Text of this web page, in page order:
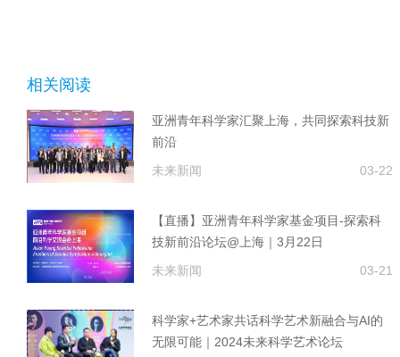
相关阅读
亚洲青年科学家汇聚上海，共同探索科技新
前沿
未来新闻
03-22
【直播】亚洲青年科学家基金项目-探索科
技新前沿论坛@上海｜3月22日
未来新闻
03-21
科学家+艺术家共话科学艺术新融合与AI的
无限可能｜2024未来科学艺术论坛